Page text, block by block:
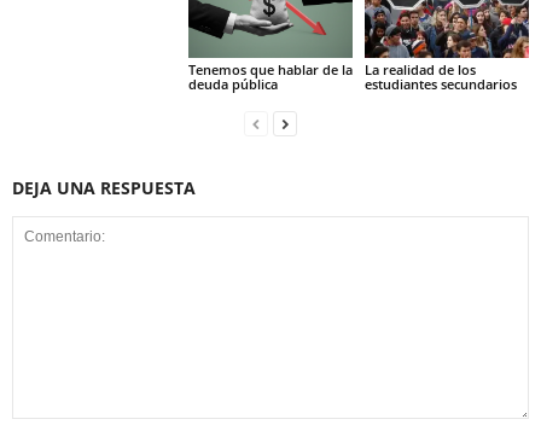
Tenemos que hablar de la
deuda pública
La realidad de los
estudiantes secundarios
DEJA UNA RESPUESTA